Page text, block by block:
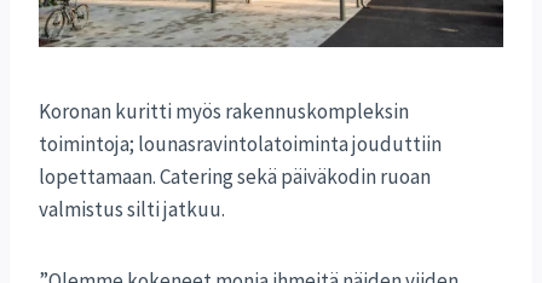
Koronan kuritti myös rakennuskompleksin
toimintoja; lounasravintolatoiminta jouduttiin
lopettamaan. Catering sekä päiväkodin ruoan
valmistus silti jatkuu.